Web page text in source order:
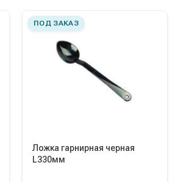
ПОД ЗАКАЗ
Ложка гарнирная черная
L330мм